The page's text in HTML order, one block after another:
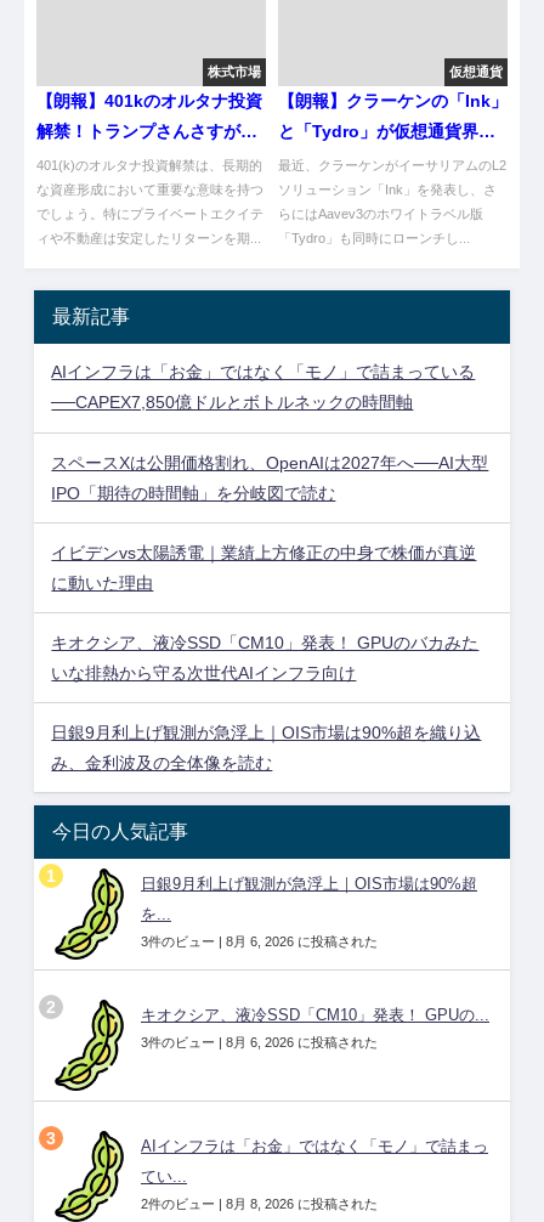
株式市場
【朗報】401kのオルタナ投資
解禁！トランプさんさすがや
な！
401(k)のオルタナ投資解禁は、長期的
な資産形成において重要な意味を持つ
でしょう。特にプライベートエクイテ
ィや不動産は安定したリターンを期...
仮想通貨
【朗報】クラーケンの「Ink」
と「Tydro」が仮想通貨界隈
を席巻するやんけ！
最近、クラーケンがイーサリアムのL2
ソリューション「Ink」を発表し、さ
らにはAavev3のホワイトラベル版
「Tydro」も同時にローンチし...
最新記事
AIインフラは「お金」ではなく「モノ」で詰まっている
──CAPEX7,850億ドルとボトルネックの時間軸
スペースXは公開価格割れ、OpenAIは2027年へ──AI大型
IPO「期待の時間軸」を分岐図で読む
イビデンvs太陽誘電｜業績上方修正の中身で株価が真逆
に動いた理由
キオクシア、液冷SSD「CM10」発表！ GPUのバカみた
いな排熱から守る次世代AIインフラ向け
日銀9月利上げ観測が急浮上｜OIS市場は90%超を織り込
み、金利波及の全体像を読む
今日の人気記事
日銀9月利上げ観測が急浮上｜OIS市場は90%超
を...
3件のビュー | 8月 6, 2026 に投稿された
キオクシア、液冷SSD「CM10」発表！ GPUの...
3件のビュー | 8月 6, 2026 に投稿された
AIインフラは「お金」ではなく「モノ」で詰まっ
てい...
2件のビュー | 8月 8, 2026 に投稿された